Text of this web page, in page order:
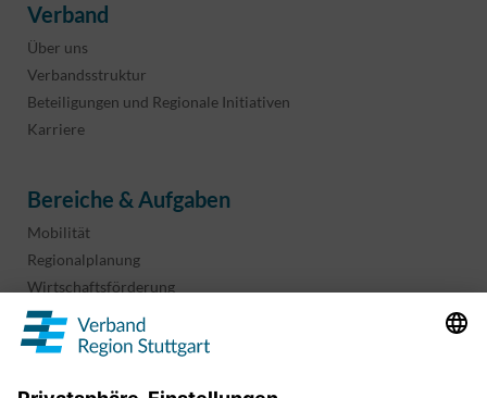
Verband
Über uns
Verbandsstruktur
Beteiligungen und Regionale Initiativen
Karriere
Bereiche & Aufgaben
Mobilität
Regionalplanung
Wirtschaftsförderung
Sport und Kultur
Projekte & Programme